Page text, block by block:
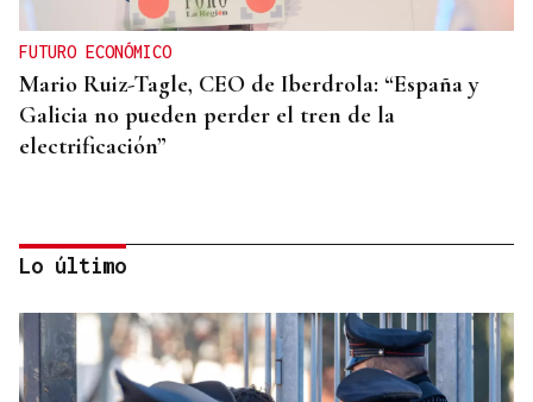
FUTURO ECONÓMICO
Mario Ruiz-Tagle, CEO de Iberdrola: “España y
Galicia no pueden perder el tren de la
electrificación”
Lo último